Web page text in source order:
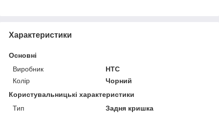
Характеристики
Основні
Виробник
HTC
Колір
Чорний
Користувальницькі характеристики
Тип
Задня кришка